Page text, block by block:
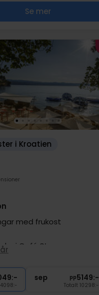
Se mer
i Kroatien
med frukost
i Café Strauss
under middagen
sep pp5149:-
Totalt 10298:-